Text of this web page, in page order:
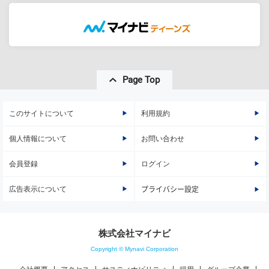
Page Top
このサイトについて 利用規約
個人情報について お問い合わせ
会員登録 ログイン
広告表示について プライバシー設定
株式会社マイナビ
Copyright © Mynavi Corporation